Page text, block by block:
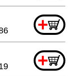
+
+